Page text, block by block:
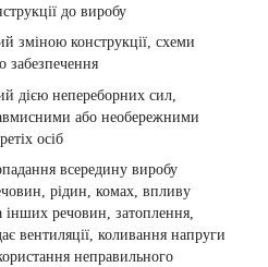
до виробу
зміною конструкції, схеми
забезпечення
дією непереборних сил,
або необережними
осіб
всередину виробу
рідин, комах, впливу
інших речовин, затоплення,
вентиляції, коливання напруги
неправильного